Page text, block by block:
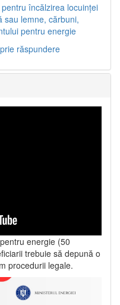
încălzirea locuinței
sau lemne, cărbuni,
pentru energie
răspundere
energie (50
trebuie să depună o
procedurii legale.